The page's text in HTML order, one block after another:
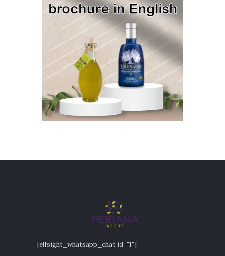
[elfsight_whatsapp_chat id="1"]